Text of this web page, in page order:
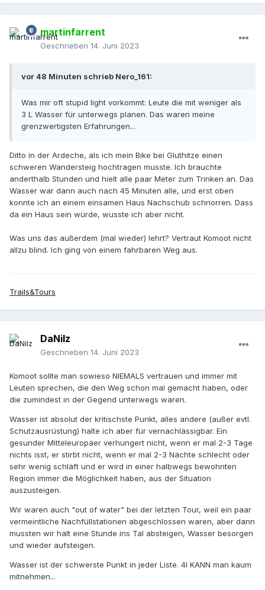
martinfarrent
Geschrieben 14. Juni 2023
vor 48 Minuten schrieb Nero_161:
Was mir oft stupid light vorkommt: Leute die mit weniger als
3 L Wasser für unterwegs planen. Das waren meine
grenzwertigsten Erfahrungen...
Ditto in der Ardeche, als ich mein Bike bei Gluthitze einen
schweren Wandersteig hochtragen musste. Ich brauchte
anderthalb Stunden und hielt alle paar Meter zum Trinken an. Das
Wasser war dann auch nach 45 Minuten alle, und erst oben
konnte ich an einem einsamen Haus Nachschub schnorren. Dass
da ein Haus sein würde, wusste ich aber nicht.
Was uns das außerdem (mal wieder) lehrt? Vertraut Komoot nicht
allzu blind. Ich ging von einem fahrbaren Weg aus.
Trails&Tours
DaNilz
Geschrieben 14. Juni 2023
Komoot sollte man sowieso NIEMALS vertrauen und immer mit
Leuten sprechen, die den Weg schon mal gemacht haben, oder
die zumindest in der Gegend unterwegs waren.
Wasser ist absolut der kritischste Punkt, alles andere (außer evtl.
Schutzausrüstung) halte ich aber für vernachlässigbar. Ein
gesunder Mitteleuropäer verhungert nicht, wenn er mal 2-3 Tage
nichts isst, er stirbt nicht, wenn er mal 2-3 Nächte schlecht oder
sehr wenig schläft und er wird in einer halbwegs bewohnten
Region immer die Möglichkeit haben, aus der Situation
auszusteigen.
Wir waren auch "out of water" bei der letzten Tour, weil ein paar
vermeintliche Nachfüllstationen abgeschlossen waren, aber dann
mussten wir halt eine Stunde ins Tal absteigen, Wasser besorgen
und wieder aufsteigen.
Wasser ist der schwerste Punkt in jeder Liste. 4l KANN man kaum
mitnehmen...